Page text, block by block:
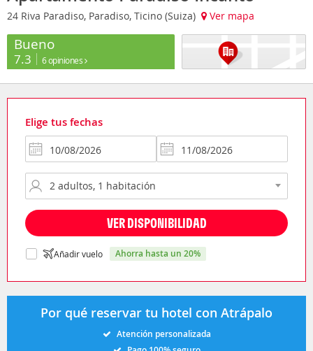
24 Riva Paradiso, Paradiso, Ticino (Suiza) Ver mapa
Bueno
7.3 6 opiniones
Elige tus fechas
VER DISPONIBILIDAD
Añadir vuelo ahorra hasta un 20%
Por qué reservar tu hotel con Atrápalo
Atención personalizada